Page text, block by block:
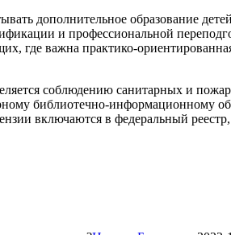
дополнительное образование
и профессиональной
где важна
соблюдению санитарных и
библиотечно‑информационному
включаются в федеральный